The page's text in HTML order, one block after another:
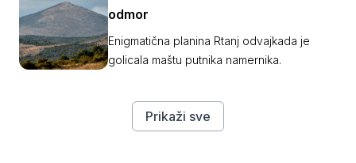
odmor
Enigmatična planina Rtanj odvajkada je
golicala maštu putnika namernika.
Prikaži sve